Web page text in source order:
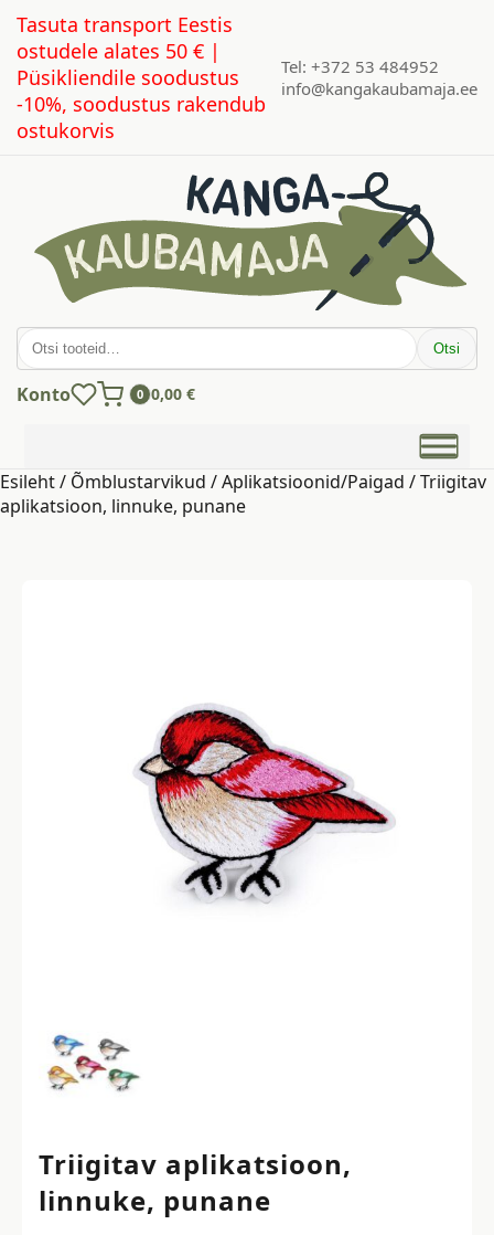
Tasuta transport Eestis
ostudele alates 50 € |
Püsikliendile soodustus
-10%, soodustus rakendub
ostukorvis
Tel: +372 53 484952
info@kangakaubamaja.ee
Otsi: Otsi
Konto 0 0,00 €
Esileht/ Õmblustarvikud /Aplikatsioonid/Paigad / Triigitav
aplikatsioon, linnuke, punane
Triigitav aplikatsioon,
linnuke, punane